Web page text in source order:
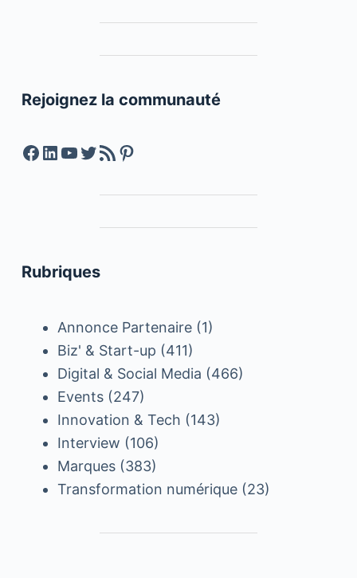
Rejoignez la communauté
Facebook
LinkedIn
YouTube
Twitter
Feed RSSPinterest
Rubriques
Annonce Partenaire(1)
Biz' & Start-up (411)
Digital & Social Media (466)
Events(247)
Innovation & Tech (143)
Interview (106)
Marques(383)
Transformation numérique(23)